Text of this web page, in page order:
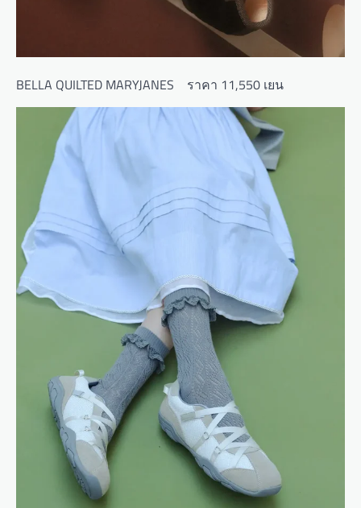
BELLA QUILTED MARYJANES ราคา 11,550 เยน